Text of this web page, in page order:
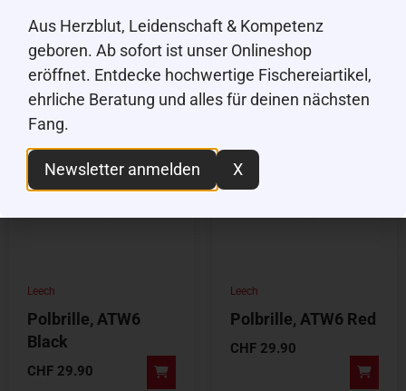
CHF29.90 CHF29.90
Leech
Polbrille, ATW6
Black
CHF 29.90
Leech
Polbrille, ATW6 Red
CHF 29.90
Aus Herzblut, Leidenschaft & Kompetenz
geboren. Ab sofort ist unser Onlineshop
eröffnet. Entdecke hochwertige Fischereiartikel,
ehrliche Beratung und alles für deinen nächsten
Fang.
Newsletter anmelden X